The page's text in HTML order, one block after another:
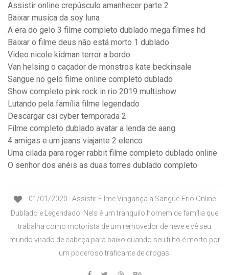
Assistir online crepúsculo amanhecer parte 2
Baixar musica da soy luna
A era do gelo 3 filme completo dublado mega filmes hd
Baixar o filme deus não está morto 1 dublado
Video nicole kidman terror a bordo
Van helsing o caçador de monstros kate beckinsale
Sangue no gelo filme online completo dublado
Show completo pink rock in rio 2019 multishow
Lutando pela família filme legendado
Descargar csi cyber temporada 2
Filme completo dublado avatar a lenda de aang
4 amigas e um jeans viajante 2 elenco
Uma cilada para roger rabbit filme completo dublado online
O senhor dos anéis as duas torres dublado completo
01/01/2020 · Assistir Filme Vingança a Sangue-Frio Online
Dublado e Legendado. Nels é um tranquilo homem de família que
trabalha como motorista de um removedor de neve e vê seu
mundo virado de cabeça para baixo quando seu filho é morto por
um poderoso traficante de drogas.